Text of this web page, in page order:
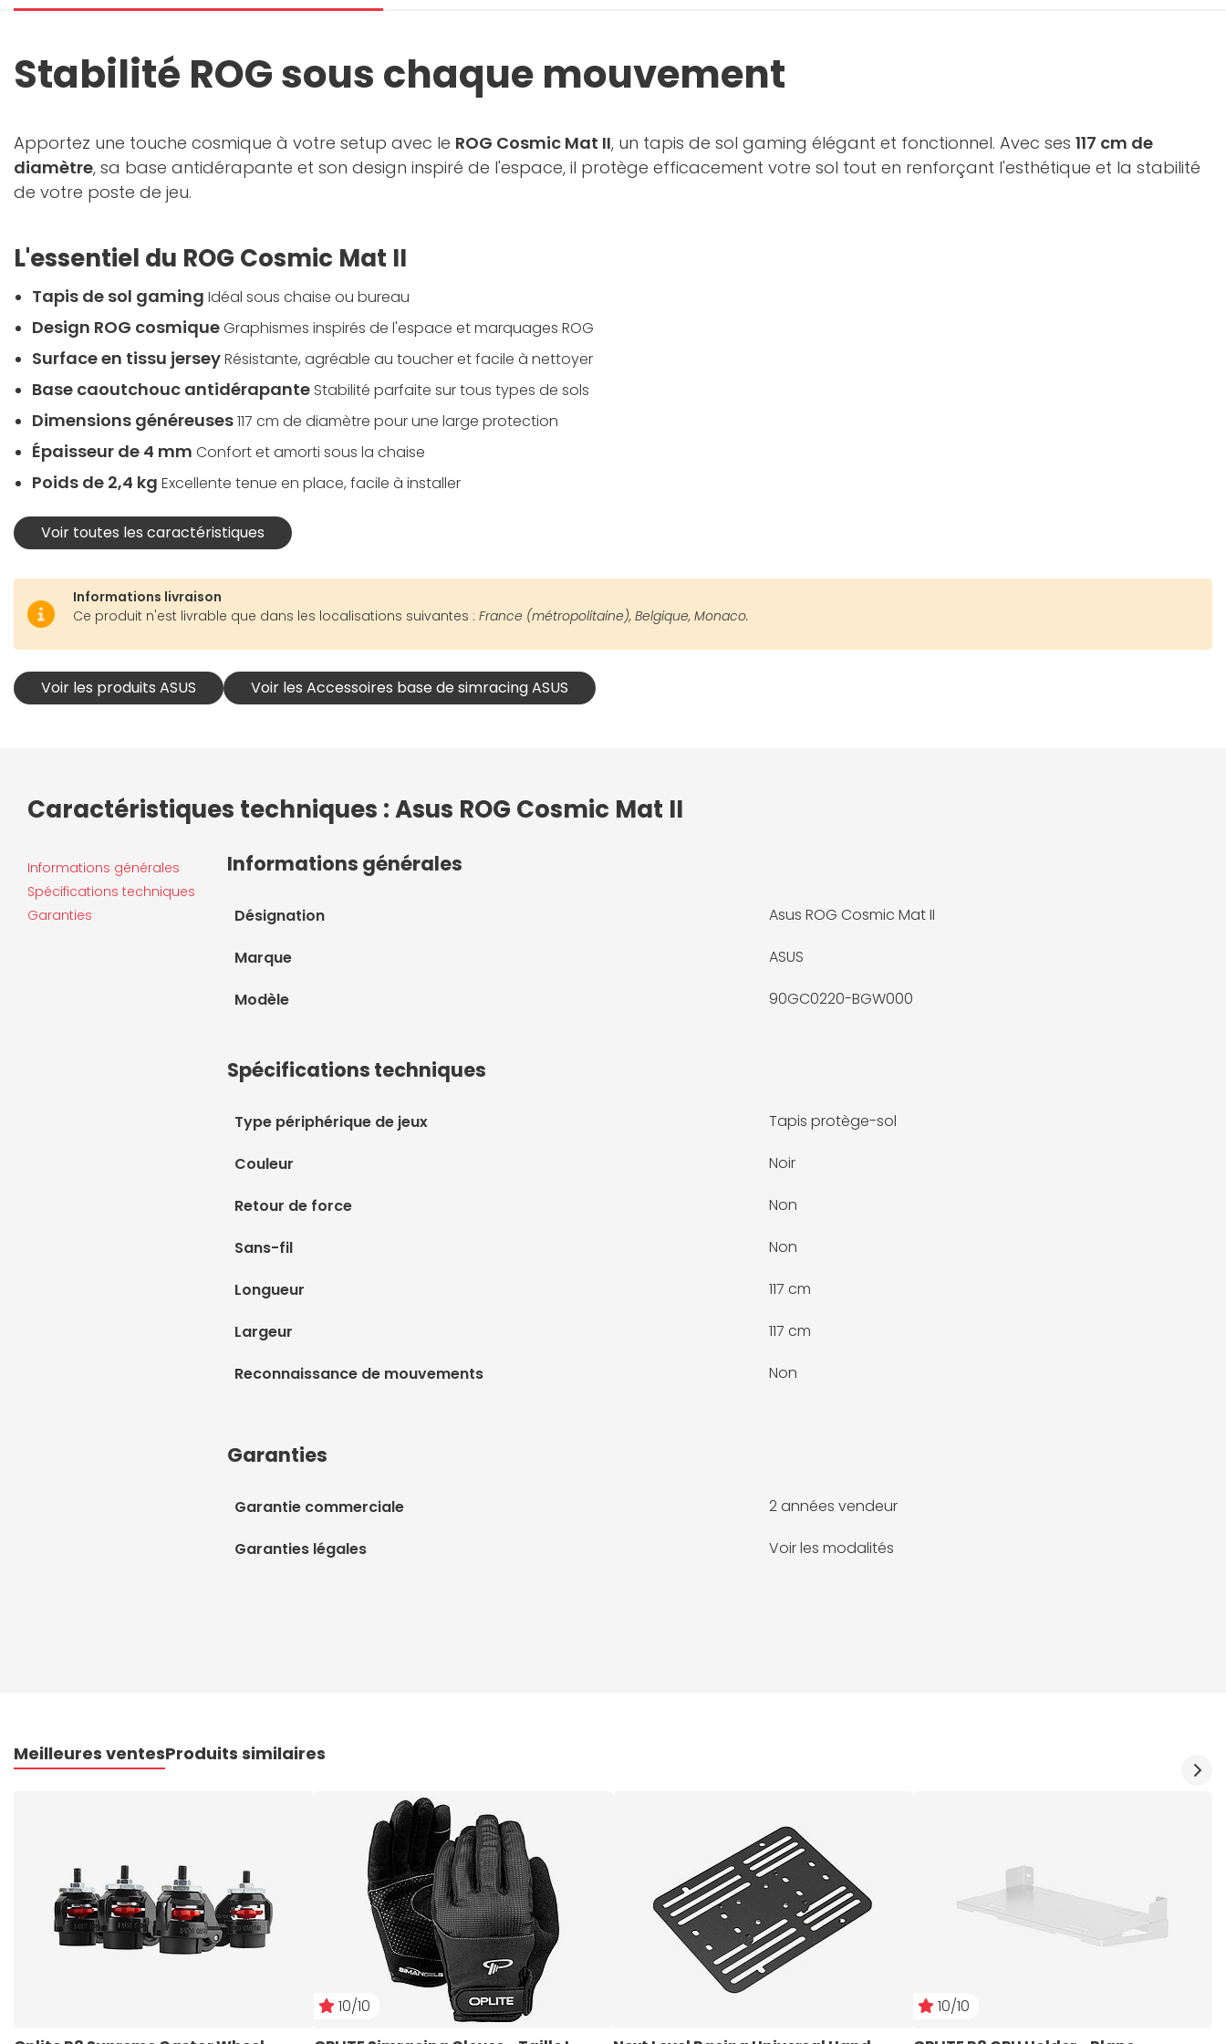
Stabilité ROG sous chaque mouvement
Apportez une touche cosmique à votre setup avec le ROG Cosmic Mat II, un tapis de sol gaming élégant et fonctionnel. Avec ses 117 cm de
diamètre, sa base antidérapante et son design inspiré de l'espace, il protège efficacement votre sol tout en renforçant l'esthétique et la stabilité
de votre poste de jeu.
L'essentiel du ROG Cosmic Mat II
Tapis de sol gaming Idéal sous chaise ou bureau
Design ROG cosmiqueGraphismes inspirés de l'espace et marquages ROG
Surface en tissu jerseyRésistante, agréable au toucher et facile à nettoyer
Base caoutchouc antidérapante Stabilité parfaite sur tous types de sols
Dimensions généreuses117 cm de diamètre pour une large protection
Épaisseur de 4 mm Confort et amorti sous la chaise
Poids de 2,4 kg Excellente tenue en place, facile à installer
Voir toutes les caractéristiques
Informations livraison
Ce produit n'est livrable que dans les localisations suivantes : France (métropolitaine), Belgique, Monaco.
Voir les produits ASUS Voir les Accessoires base de simracing ASUS
Caractéristiques techniques : Asus ROG Cosmic Mat II
Informations générales
Spécifications techniques
Garanties
Informations générales
Désignation Asus ROG Cosmic Mat II
Marque ASUS
Modèle 90GC0220-BGW000
Spécifications techniques
Type périphérique de jeux Tapis protège-sol
Couleur Noir
Retour de force Non
Sans-fil Non
Longueur 117 cm
Largeur 117 cm
Reconnaissance de mouvements Non
Garanties
Garantie commerciale 2 années vendeur
Garanties légales Voir les modalités
Meilleures ventesProduits similaires
10/10
10/10